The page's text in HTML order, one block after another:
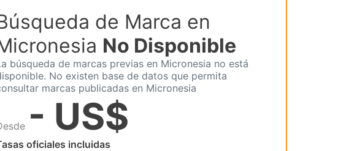
de Marca en
No Disponible
búsqueda de marcas previas en Micronesia no está
No existen base de datos que permita
marcas publicadas en Micronesia
- US$
oficiales incluidas